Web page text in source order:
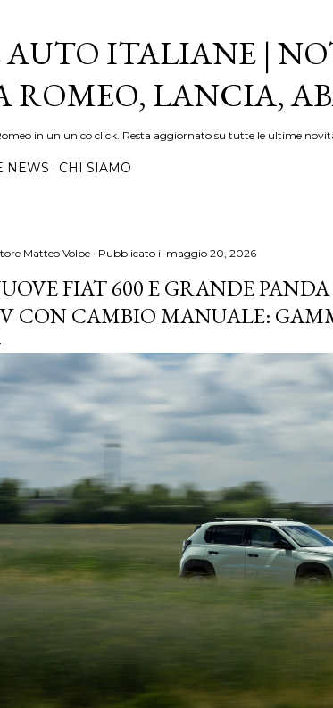
AUTO ITALIANE |
ROMEO, LANCIA,
in un unico click. Resta aggiornato su tutte le ultime
NEWS CHI SIAMO
Matteo Volpe Pubblicato il maggio 20, 2026
FIAT 600 E GRANDE
CON CAMBIO MANUALE: